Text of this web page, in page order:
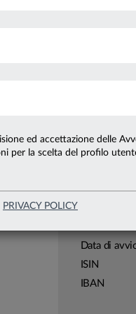
ed accettazione delle
per la scelta del profilo
PRIVACY POLICY
Linea
Sistema
Categoria
Data di
ISIN
IBAN